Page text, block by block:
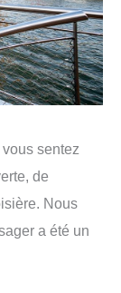
sentez
de
Nous
a été un